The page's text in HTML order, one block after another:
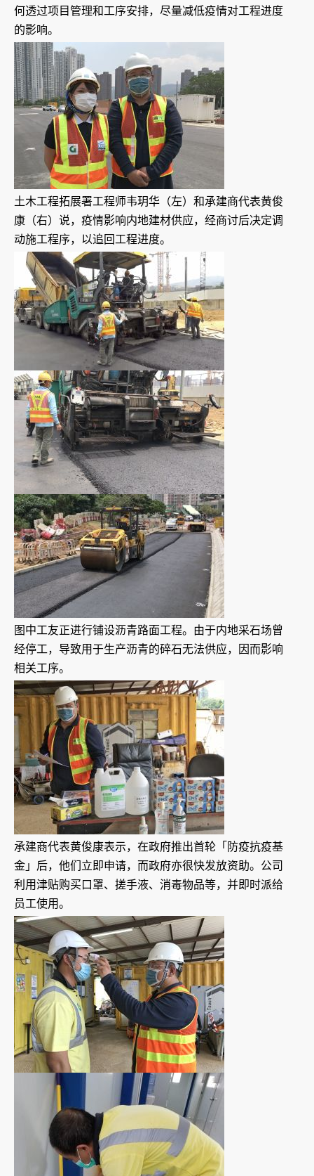
何透过项目管理和工序安排，尽量减低疫情对工程进度
的影响。
土木工程拓展署工程师韦玥华（左）和承建商代表黄俊
康（右）说，疫情影响内地建材供应，经商讨后决定调
动施工程序，以追回工程进度。
图中工友正进行铺设沥青路面工程。由于内地采石场曾
经停工，导致用于生产沥青的碎石无法供应，因而影响
相关工序。
承建商代表黄俊康表示，在政府推出首轮「防疫抗疫基
金」后，他们立即申请，而政府亦很快发放资助。公司
利用津贴购买口罩、搓手液、消毒物品等，并即时派给
员工使用。